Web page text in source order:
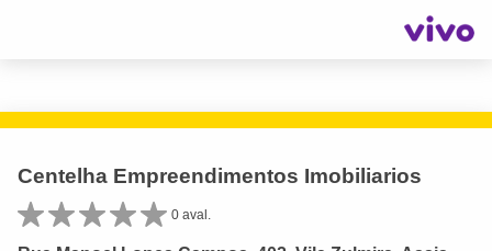
Centelha Empreendimentos Imobiliarios
0 aval.